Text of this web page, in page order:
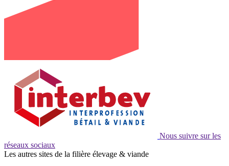
Nous suivre sur les
réseaux sociaux
Les autres sites de la filière élevage & viande